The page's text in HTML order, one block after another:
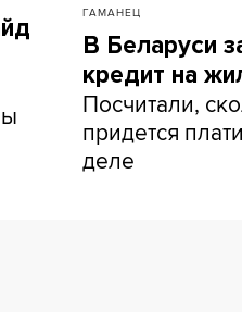
ГАМАНЕЦ
В Беларуси
кредит на
Посчитали,
придется
деле